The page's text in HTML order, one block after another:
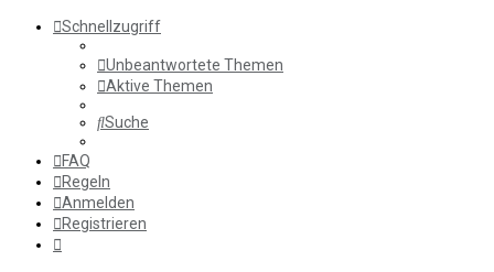
Schnellzugriff
Unbeantwortete Themen
Aktive Themen
Suche
FAQ
Regeln
Anmelden
Registrieren